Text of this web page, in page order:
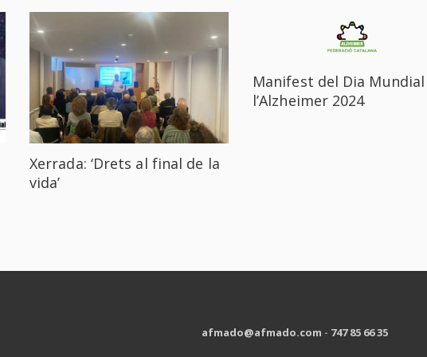
Xerrada: ‘Drets al final de la
vida’
Manifest del Dia
l’Alzheimer 2024
afmado@afmado.com - 747 85 66 35